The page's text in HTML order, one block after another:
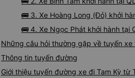
🚌 3. Xe Hoàng Long (Đỏ) khởi
🚌 4. Xe Ngọc Phát khởi hành tại
Những câu hỏi thường gặp về tuyến xe
Thông tin tuyến đường
Giới thiệu tuyến đường xe đi Tam Kỳ từ